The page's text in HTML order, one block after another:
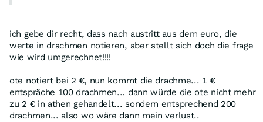
ich gebe dir recht, dass nach austritt aus dem euro, die
werte in drachmen notieren, aber stellt sich doch die frage
wie wird umgerechnet!!!!
ote notiert bei 2 €, nun kommt die drachme... 1 €
entspräche 100 drachmen... dann würde die ote nicht mehr
zu 2 € in athen gehandelt... sondern entsprechend 200
drachmen... also wo wäre dann mein verlust..